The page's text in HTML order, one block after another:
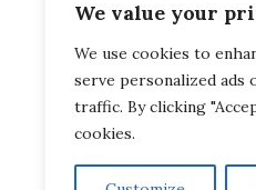
We value your
We use cookies to
serve personalized ads
traffic. By clicking
cookies.